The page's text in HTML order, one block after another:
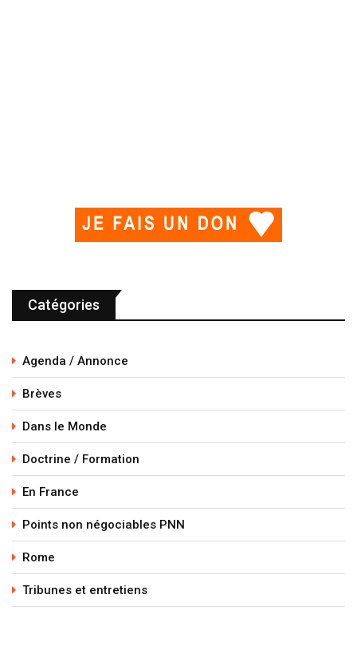
Catégories
Agenda / Annonce
Brèves
Dans le Monde
Doctrine / Formation
En France
Points non négociables PNN
Rome
Tribunes et entretiens